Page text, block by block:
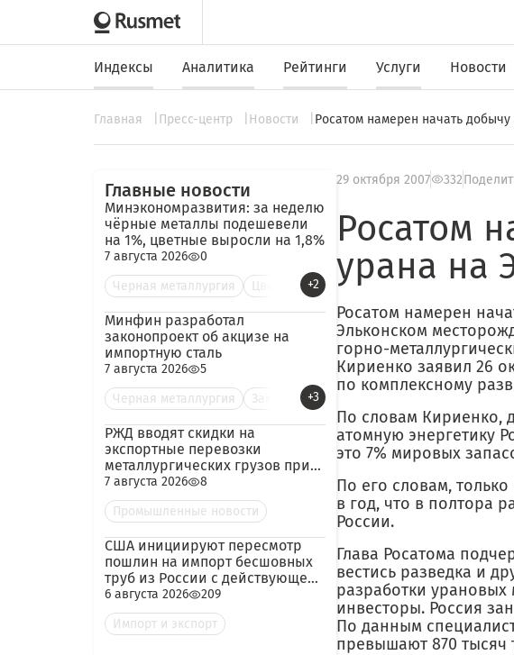
Индексы Аналитика Рейтинги Услуги Новости
Главная Пресс-центр Новости Росатом намерен начать
Главные новости
Минэкономразвития: за неделю
чёрные металлы подешевели
на 1%, цветные выросли на 1,8%
7 августа 2026
0
Черная металлургия
Цве +2
Минфин разработал
законопроект об акцизе на
импортную сталь
7 августа 2026
5
Черная металлургия
Зак +3
РЖД вводят скидки на
экспортные перевозки
металлургических грузов при
гарантированных объёмах
7 августа 2026
8
Промышленные новости
США инициируют пересмотр
пошлин на импорт бесшовных
труб из России с действующей
ставкой 209,72%
6 августа 2026
209
Импорт и экспорт
29 октября 2007 332
Росатом
урана на
Росатом намерен
Эльконском
горно-
Кириенко заявил 26
по комплексному
По словам Кириенко,
атомную энергетику
это 7% мировых
По его словам,
в год, что в полтора
России.
Глава Росатома
вестись разведка и
разработки урановых
инвесторы. Россия
По данным
превышают 870 тысяч